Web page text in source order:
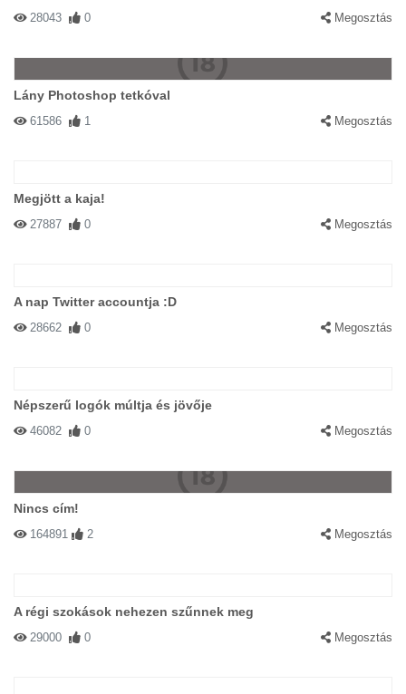
28043 0 Megosztás
Lány Photoshop tetkóval
61586 1 Megosztás
Megjött a kaja!
27887 0 Megosztás
A nap Twitter accountja :D
28662 0 Megosztás
Népszerű logók múltja és jövője
46082 0 Megosztás
Nincs cím!
164891 2 Megosztás
A régi szokások nehezen szűnnek meg
29000 0 Megosztás